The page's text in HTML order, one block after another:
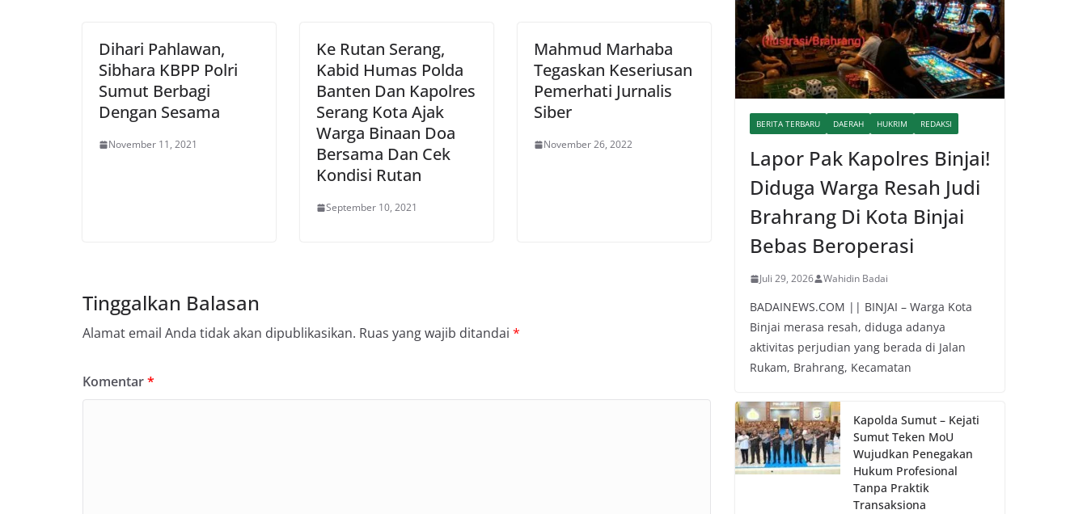
Dihari Pahlawan,
Sibhara KBPP Polri
Sumut Berbagi
Dengan Sesama
November 11, 2021
Ke Rutan Serang,
Kabid Humas Polda
Banten Dan Kapolres
Serang Kota Ajak
Warga Binaan Doa
Bersama Dan Cek
Kondisi Rutan
September 10, 2021
Mahmud Marhaba
Tegaskan Keseriusan
Pemerhati Jurnalis
Siber
November 26, 2022
Tinggalkan Balasan
Alamat email Anda tidak akan dipublikasikan. Ruas yang wajib ditandai *
Komentar*
BERITA TERBARU DAERAH HUKRIM REDAKSI
Lapor Pak Kapolres Binjai!
Diduga Warga Resah Judi
Brahrang Di Kota Binjai
Bebas Beroperasi
Juli 29, 2026 Wahidin Badai
BADAINEWS.COM || BINJAI – Warga Kota
Binjai merasa resah, diduga adanya
aktivitas perjudian yang berada di Jalan
Rukam, Brahrang, Kecamatan
Kapolda Sumut – Kejati
Sumut Teken MoU
Wujudkan Penegakan
Hukum Profesional
Tanpa Praktik
Transaksiona